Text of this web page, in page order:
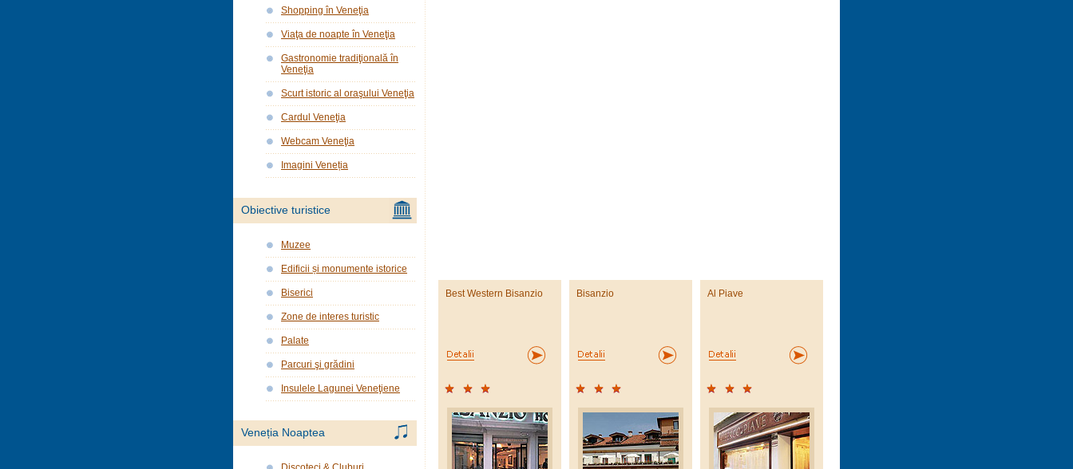
Best Western Bisanzio Bisanzio Al Piave
Shopping în Veneţia
Viaţa de noapte în Veneţia
Gastronomie tradiţională în
Veneţia
Scurt istoric al oraşului Veneţia
Cardul Veneţia
Webcam Veneţia
Imagini Veneția
Obiective turistice
Muzee
Edificii și monumente istorice
Biserici
Zone de interes turistic
Palate
Parcuri şi grădini
Insulele Lagunei Veneţiene
Veneția Noaptea